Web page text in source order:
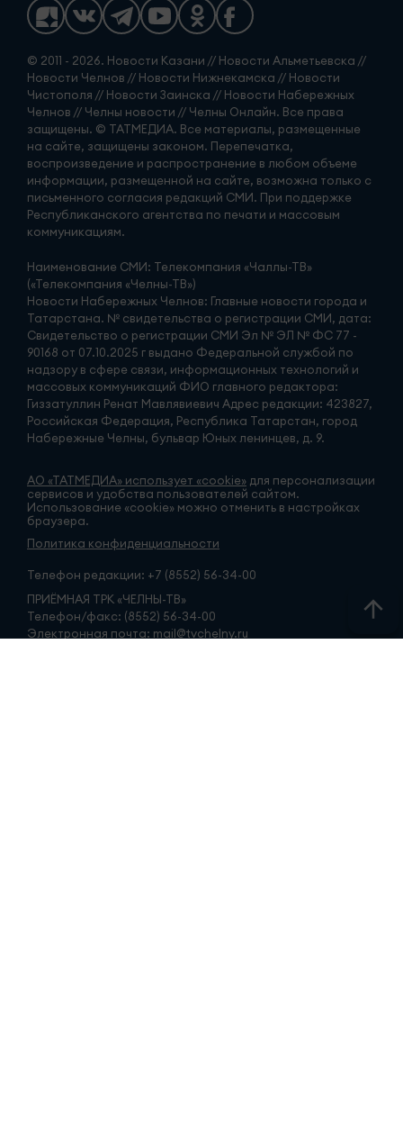
© 2011 - 2026. Новости Казани // Новости Альметьевска //
Новости Челнов // Новости Нижнекамска // Новости
Чистополя // Новости Заинска // Новости Набережных
Челнов // Челны новости // Челны Онлайн. Все права
защищены. © ТАТМЕДИА. Все материалы, размещенные
на сайте, защищены законом. Перепечатка,
воспроизведение и распространение в любом объеме
информации, размещенной на сайте, возможна только с
письменного согласия редакций СМИ. При поддержке
Республиканского агентства по печати и массовым
коммуникациям.
Наименование СМИ: Телекомпания «Чаллы-ТВ»
(«Телекомпания «Челны-ТВ»)
Новости Набережных Челнов: Главные новости города и
Татарстана. № свидетельства о регистрации СМИ, дата:
Свидетельство о регистрации СМИ Эл № ЭЛ № ФС 77 -
90168 от 07.10.2025 г выдано Федеральной службой по
надзору в сфере связи, информационных технологий и
массовых коммуникаций ФИО главного редактора:
Гиззатуллин Ренат Мавлявиевич Адрес редакции: 423827,
Российская Федерация, Республика Татарстан, город
Набережные Челны, бульвар Юных ленинцев, д. 9.
АО «ТАТМЕДИА» использует «cookie» для персонализации
сервисов и удобства пользователей сайтом.
Использование «cookie» можно отменить в настройках
браузера.
Политика конфиденциальности
Телефон редакции: +7 (8552) 56-34-00
ПРИЁМНАЯ ТРК «ЧЕЛНЫ-ТВ»
Телефон/факс: (8552) 56-34-00
Электронная почта: mail@tvchelny.ru